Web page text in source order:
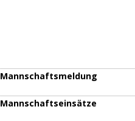
Mannschaftsmeldung
Mannschaftseinsätze